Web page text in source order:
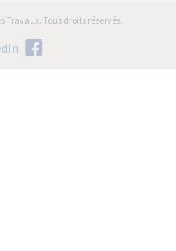
Travaux. Tous droits réservés.